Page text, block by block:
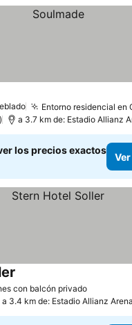
a 3.7 km de: Estadio Allianz
los precios exactos
con balcón privadoVer
a 3.4 km de: Estadio Allianz Arena